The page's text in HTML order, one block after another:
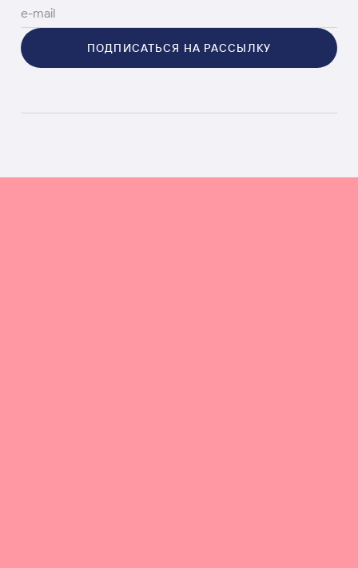
ПОДПИСАТЬСЯ НА РАССЫЛКУ